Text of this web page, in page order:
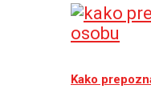
Kako